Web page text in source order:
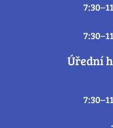
Úřední